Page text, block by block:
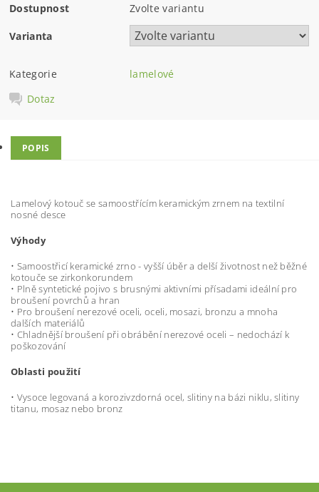
Dostupnost Zvolte variantu
Varianta
Kategorie
lamelové
Dotaz
POPIS
Lamelový kotouč se samoostřícím keramickým zrnem na textilní
nosné desce
Výhody
• Samoostřicí keramické zrno - vyšší úběr a delší životnost než běžné
kotouče se zirkonkorundem
• Plně syntetické pojivo s brusnými aktivními přísadami ideální pro
broušení povrchů a hran
• Pro broušení nerezové oceli, oceli, mosazi, bronzu a mnoha
dalších materiálů
• Chladnější broušení při obrábění nerezové oceli – nedochází k
poškozování
Oblasti použití
• Vysoce legovaná a korozivzdorná ocel, slitiny na bázi niklu, slitiny
titanu, mosaz nebo bronz